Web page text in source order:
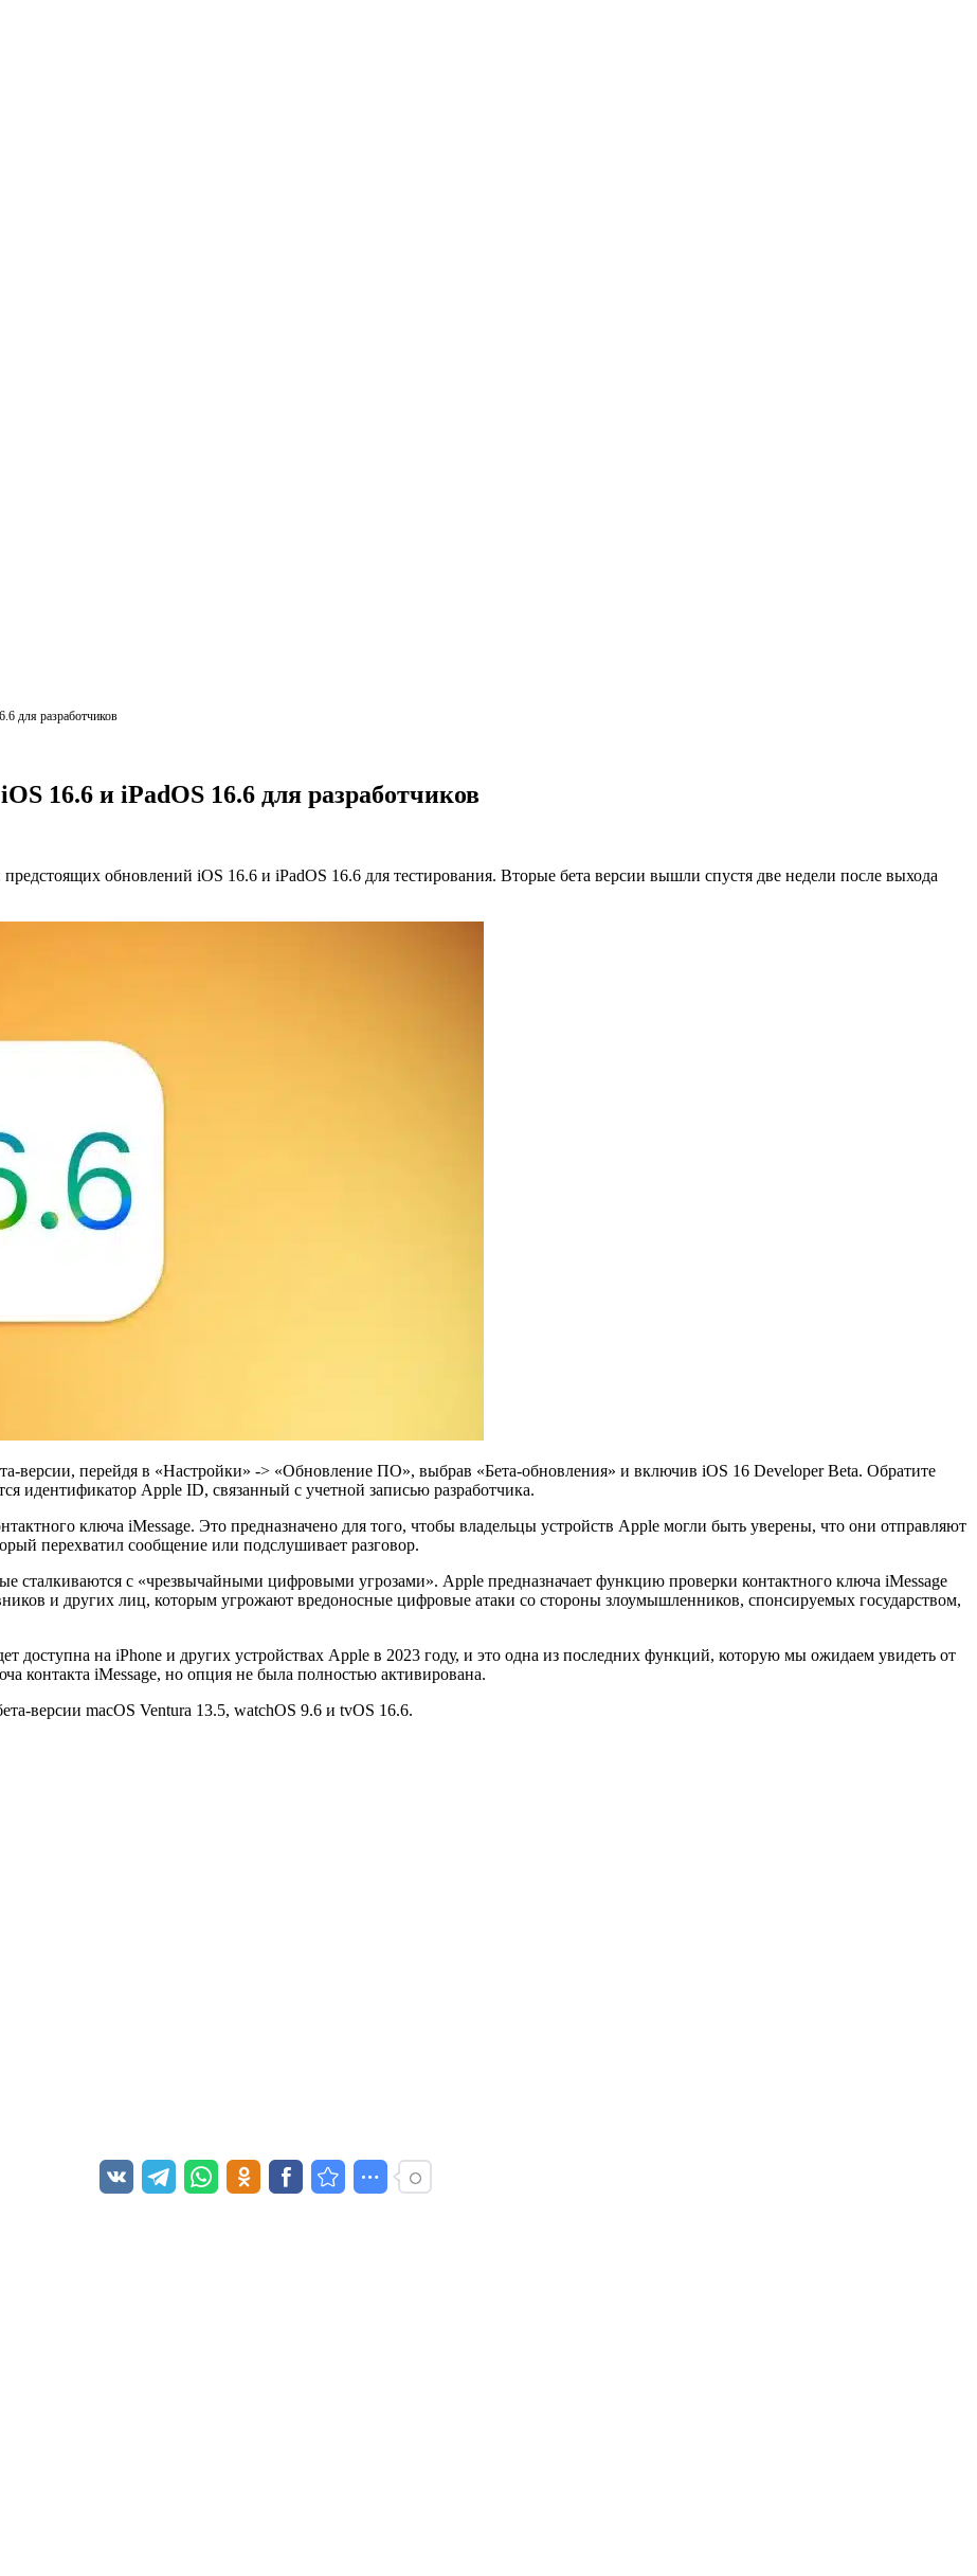
для разработчиков
16.6 и iPadOS 16.6 для разработчиков
обновлений iOS 16.6 и iPadOS 16.6 для тестирования. Вторые бета версии вышли спустя две недели после выхода
версии, перейдя в «Настройки» -> «Обновление ПО», выбрав «Бета-обновления» и включив iOS 16 Developer Beta. Обратите
идентификатор Apple ID, связанный с учетной записью разработчика.
ключа iMessage. Это предназначено для того, чтобы владельцы устройств Apple могли быть уверены, что они отправляют
перехватил сообщение или подслушивает разговор.
сталкиваются с «чрезвычайными цифровыми угрозами». Apple предназначает функцию проверки контактного ключа iMessage
и других лиц, которым угрожают вредоносные цифровые атаки со стороны злоумышленников, спонсируемых государством,
доступна на iPhone и других устройствах Apple в 2023 году, и это одна из последних функций, которую мы ожидаем увидеть от
контакта iMessage, но опция не была полностью активирована.
версии macOS Ventura 13.5, watchOS 9.6 и tvOS 16.6.